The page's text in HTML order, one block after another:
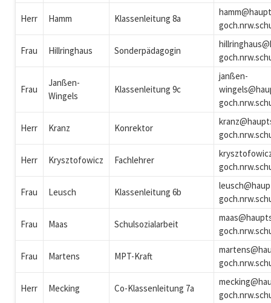
Herr Hamm Klassenleitung 8a
Frau Hillringhaus Sonderpädagogin
Frau
Janßen-
Wingels
Klassenleitung 9c
janßen-
Herr Kranz Konrektor
Herr Krysztofowicz Fachlehrer
Frau Leusch Klassenleitung 6b
Frau Maas Schulsozialarbeit
Frau Martens MPT-Kraft
Herr Mecking Co-Klassenleitung 7a